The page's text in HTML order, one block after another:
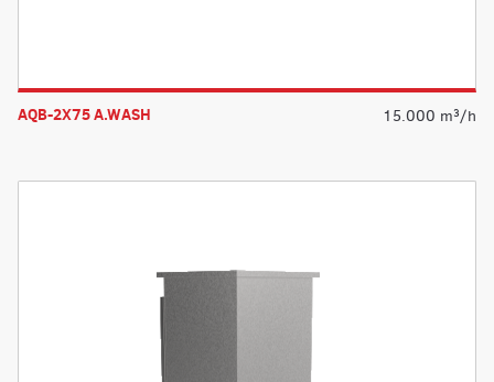
AQB-2X75 A.WASH 15.000 m³/h